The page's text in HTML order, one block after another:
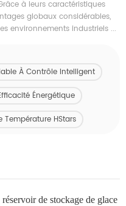
à leurs caractéristiques
globaux considérables,
environnements industriels ...
À Contrôle Intelligent
Énergétique
Température HStars
de stockage de glace